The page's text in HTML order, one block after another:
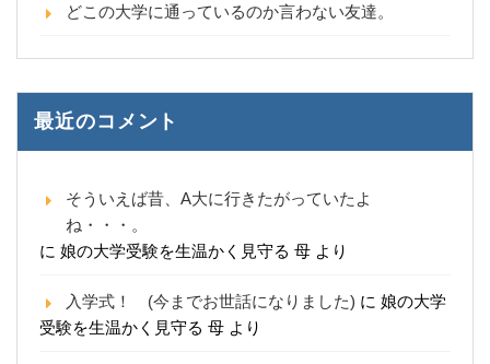
どこの大学に通っているのか言わない友達。
最近のコメント
そういえば昔、A大に行きたがっていたよ
ね・・・。
に 娘の大学受験を生温かく見守る 母 より
入学式！ (今までお世話になりました) に 娘の大学
受験を生温かく見守る 母 より